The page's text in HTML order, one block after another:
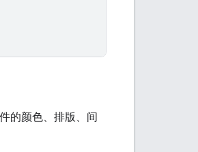
的颜色、排版、间